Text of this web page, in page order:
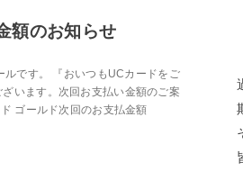
額のお知らせ
ルです。 『おいつもUCカードをご
います。次回お支払い金額のご案
ゴールド次回のお支払金額